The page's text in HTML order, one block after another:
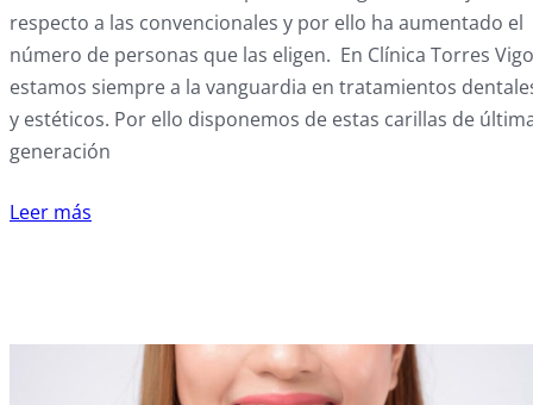
respecto a las convencionales y por ello ha aumentado el
número de personas que las eligen. En Clínica Torres Vigo
estamos siempre a la vanguardia en tratamientos
y estéticos. Por ello disponemos de estas carillas de
generación
Leer más